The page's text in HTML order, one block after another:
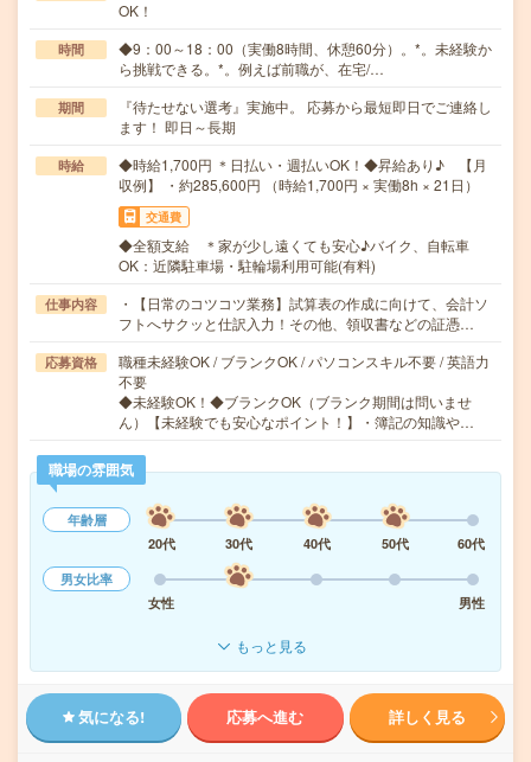
OK！
時間
◆9：00～18：00（実働8時間、休憩60分）。*。未経験か
ら挑戦できる。*。例えば前職が、在宅/…
期間
『待たせない選考』実施中。 応募から最短即日でご連絡し
ます！ 即日～長期
時給
◆時給1,700円 ＊日払い・週払いOK！◆昇給あり♪ 【月
収例】 ・約285,600円 （時給1,700円 × 実働8h × 21日）
交通費
◆全額支給 ＊家が少し遠くても安心♪バイク、自転車
OK：近隣駐車場・駐輪場利用可能(有料)
仕事内容
・【日常のコツコツ業務】試算表の作成に向けて、会計ソ
フトへサクッと仕訳入力！その他、領収書などの証憑…
応募資格
職種未経験OK / ブランクOK / パソコンスキル不要 / 英語力
不要
◆未経験OK！◆ブランクOK（ブランク期間は問いませ
ん）【未経験でも安心なポイント！】・簿記の知識や…
職場の雰囲気
年齢層
20代
30代 40代 50代
60代
男女比率
女性
男性
もっと見る
気になる! 応募へ進む 詳しく見る